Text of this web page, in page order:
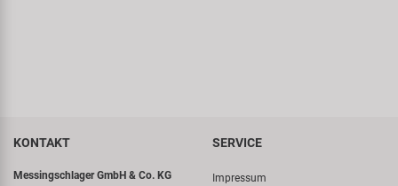
KONTAKT
Messingschlager GmbH & Co. KG
SERVICE
Impressum